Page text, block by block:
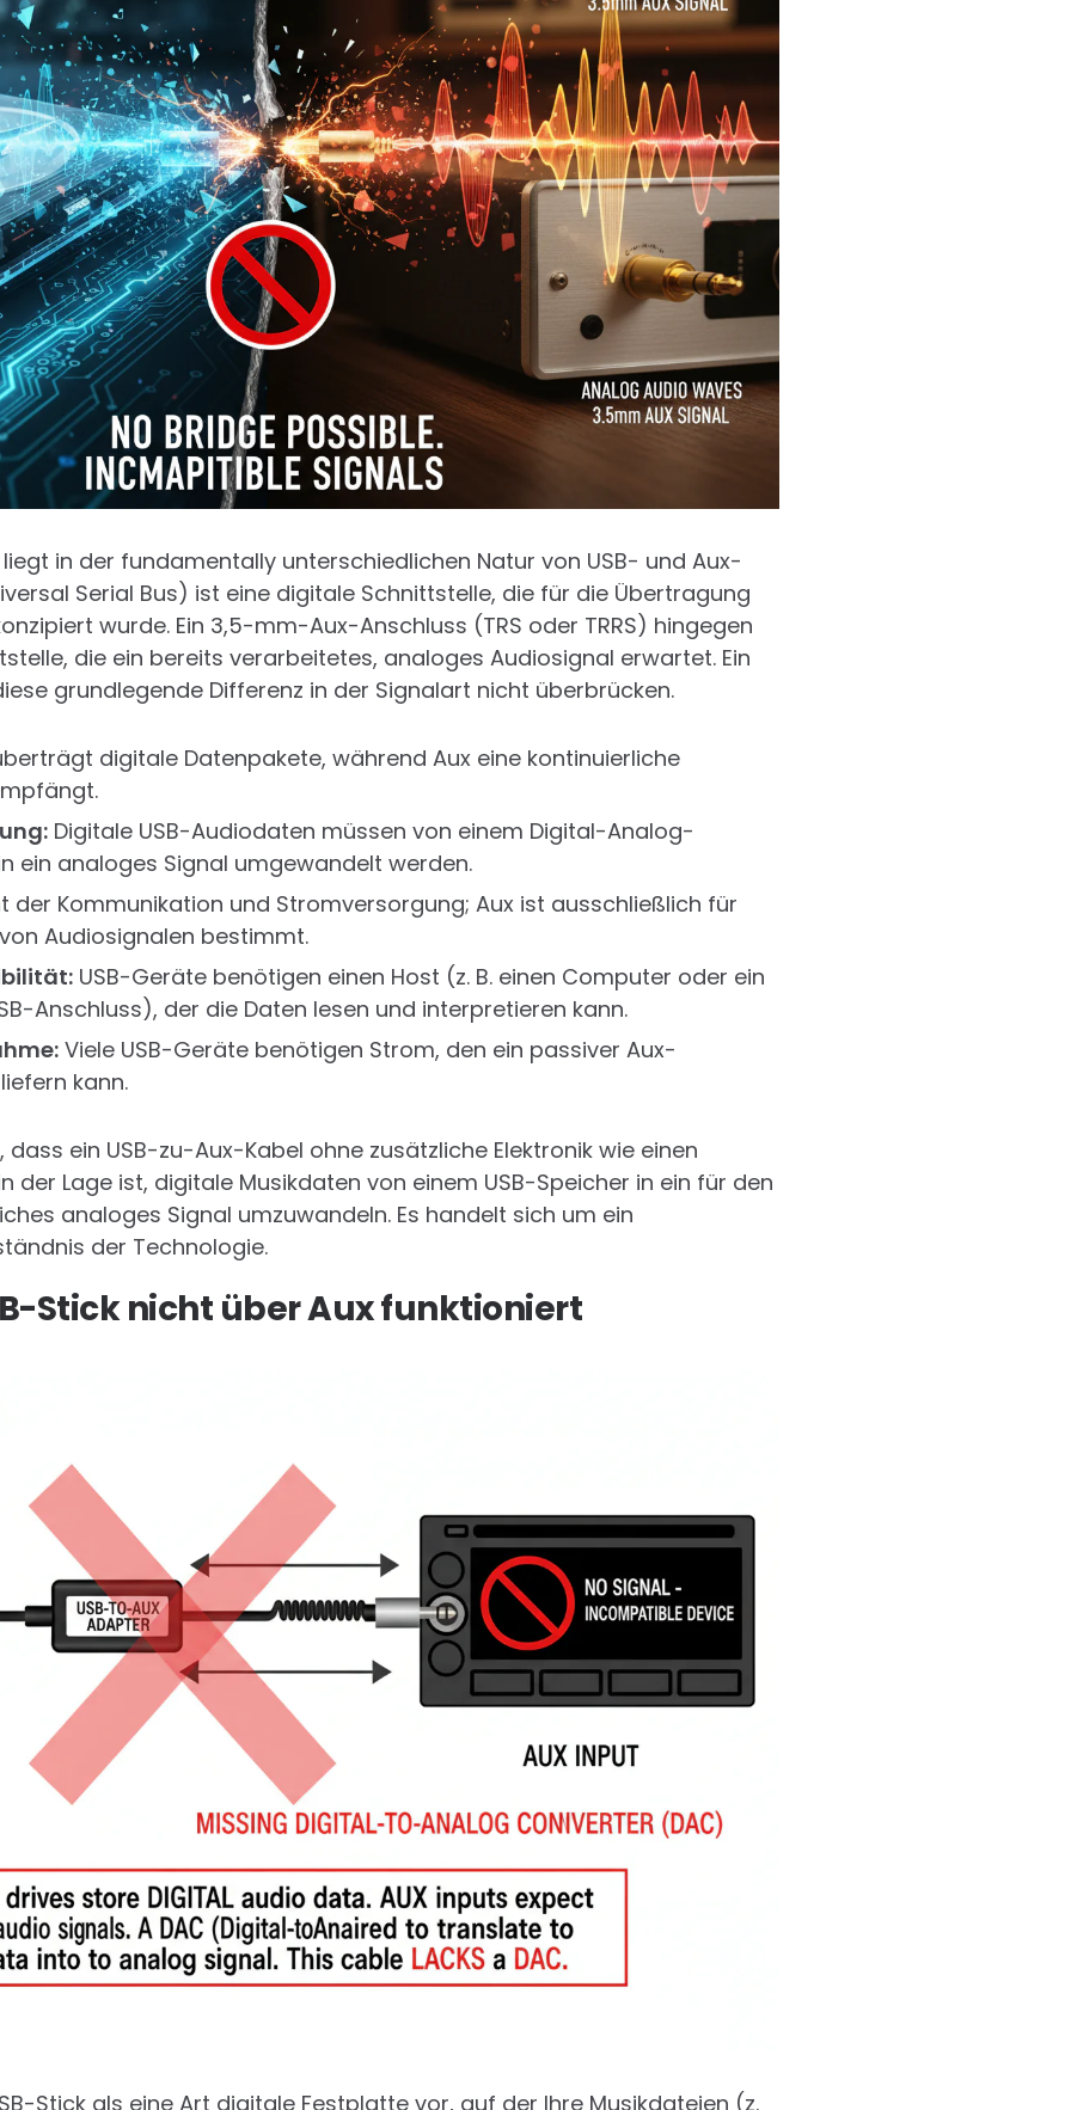
liegt in der fundamentally unterschiedlichen Natur von USB- und Aux-
Serial Bus) ist eine digitale Schnittstelle, die für die Übertragung
wurde. Ein 3,5-mm-Aux-Anschluss (TRS oder TRRS) hingegen
die ein bereits verarbeitetes, analoges Audiosignal erwartet. Ein
grundlegende Differenz in der Signalart nicht überbrücken.
digitale Datenpakete, während Aux eine kontinuierliche
Digitale USB-Audiodaten müssen von einem Digital-Analog-
ein analoges Signal umgewandelt werden.
der Kommunikation und Stromversorgung; Aux ist ausschließlich für
Audiosignalen bestimmt.
USB-Geräte benötigen einen Host (z. B. einen Computer oder ein
Anschluss), der die Daten lesen und interpretieren kann.
Viele USB-Geräte benötigen Strom, den ein passiver Aux-
kann.
dass ein USB-zu-Aux-Kabel ohne zusätzliche Elektronik wie einen
der Lage ist, digitale Musikdaten von einem USB-Speicher in ein für den
analoges Signal umzuwandeln. Es handelt sich um ein
der Technologie.
Stick nicht über Aux funktioniert
Stick als eine Art digitale Festplatte vor, auf der Ihre Musikdateien (z.